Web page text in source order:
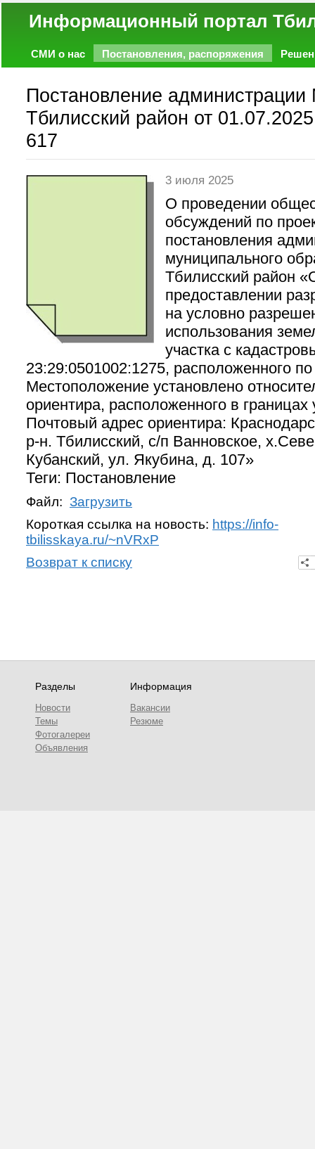
Информационный
СМИ о нас Постановления, распоряжения
Постановление
Тбилисский район от
617
3 июля 2025
О проведении
обсуждений по
постановления
муниципального
Тбилисский район
предоставлении
на условно
использования
участка с
23:29:0501002:1275, расположенного
Местоположение установлено
ориентира, расположенного в границах
Почтовый адрес ориентира:
р-н. Тбилисский, с/п Ванновское,
Кубанский, ул. Якубина, д. 107»
Теги: Постановление
Файл: Загрузить
Короткая ссылка на новость: https://info-
tbilisskaya.ru/~nVRxP
Возврат к списку
Разделы
Новости
Темы
Фотогалереи
Объявления
Информация
Вакансии
Резюме